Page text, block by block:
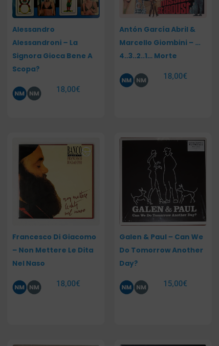
Alessandro
Alessandroni – La
Signora Gioca Bene A
Scopa?
18,00€
Antón García Abril &
Marcello Giombini – …
4..3..2..1… Morte
18,00€
Francesco Di Giacomo
– Non Mettere Le Dita
Nel Naso
18,00€
Galen & Paul – Can We
Do Tomorrow Another
Day?
15,00€